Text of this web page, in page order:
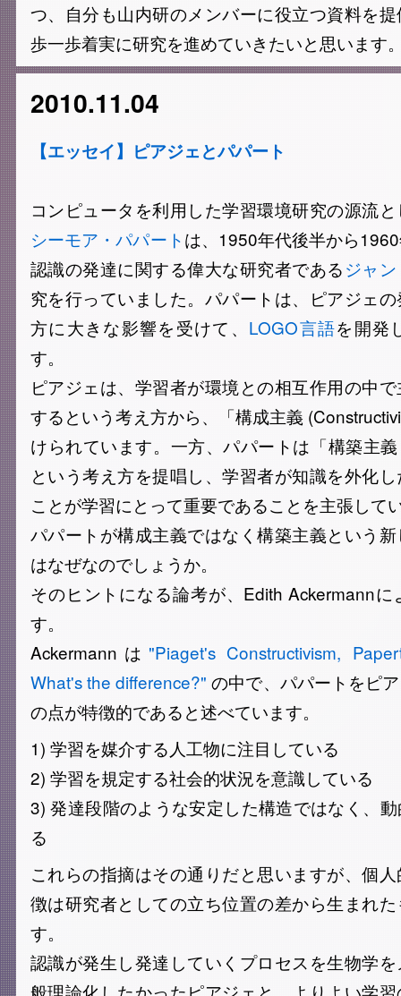
つ、自分も山内研のメンバーに役立つ資料を
歩一歩着実に研究を進めていきたいと思います
2010.11.04
【エッセイ】ピアジェとパパート
コンピュータを利用した学習環境研究の源流
シーモア・パパートは、1950年代後半から
認識の発達に関する偉大な研究者であるジャ
究を行っていました。パパートは、ピアジェ
方に大きな影響を受けて、 LOGO言語を開発
す。
ピアジェは、学習者が環境との相互作用の中
するという考え方から、「構成主義
けられています。一方、パパートは「構築主
という考え方を提唱し、学習者が知識を外化
ことが学習にとって重要であることを主張して
パパートが構成主義ではなく構築主義という
はなぜなのでしょうか。
そのヒントになる論考が、Edith Ackermann
す。
Ackermannは "Piaget's Constructivism,
What's the difference?" の中で、パパートをピ
の点が特徴的であると述べています。
1) 学習を媒介する人工物に注目している
2) 学習を規定する社会的状況を意識している
3) 発達段階のような安定した構造ではなく、
る
これらの指摘はその通りだと思いますが、個
徴は研究者としての立ち位置の差から生まれ
す。
認識が発生し発達していくプロセスを生物学
般理論化したかったピアジェと、よりよい学